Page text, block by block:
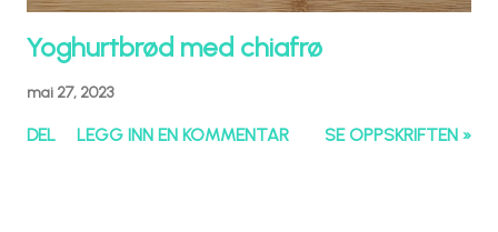
Yoghurtbrød med chiafrø
mai 27, 2023
DEL LEGG INN EN KOMMENTAR SE OPPSKRIFTEN »